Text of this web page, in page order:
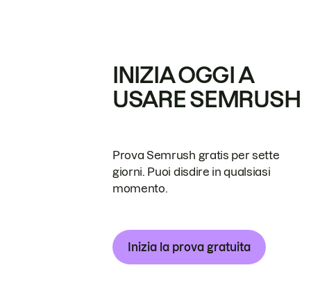
INIZIA OGGI A
USARE SEMRUSH
Prova Semrush gratis per sette
giorni. Puoi disdire in qualsiasi
momento.
Inizia la prova gratuita